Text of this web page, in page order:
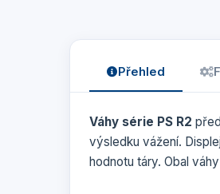
Přehled
Váhy série PS R2
výsledku vážení.
hodnotu táry. Obal